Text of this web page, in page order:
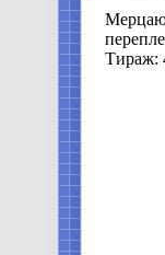
Тираж: